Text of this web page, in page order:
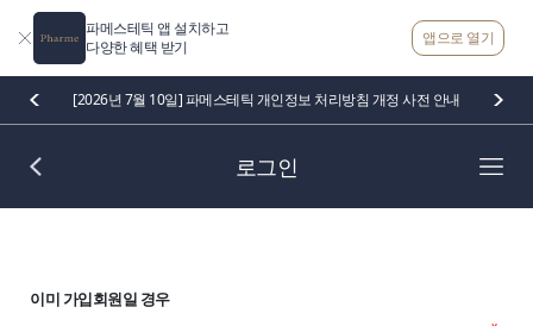
파메스테틱 앱 설치하고
다양한 혜택 받기
앱으로 열기
[2026년 7월 10일] 파메스테틱 개인정보 처리방침 개정 사전 안내
로그인
이미 가입회원일 경우